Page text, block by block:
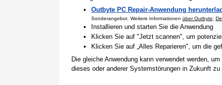
Outbyte PC Repair-Anwendung
Sonderangebot. Weitere Informationen über Outbyte;
Installieren und starten Sie die Anwendung
Klicken Sie auf "Jetzt scannen", um
Klicken Sie auf „Alles Reparieren", um die
Die gleiche Anwendung kann verwendet werden,
dieses oder anderer Systemstörungen in Zukunft zu